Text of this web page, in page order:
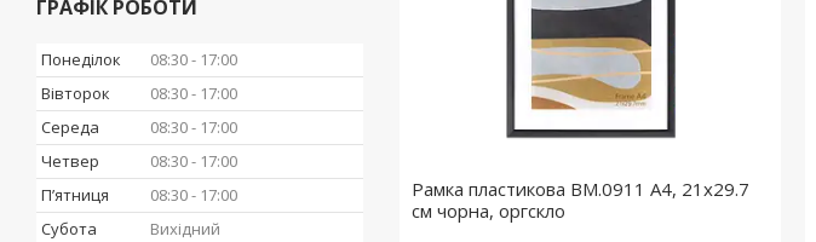
Рамка пластикова BM.0911 А4, 21х29.7
см чорна, оргскло
ГРАФІК РОБОТИ
Понеділок 08:30
17:00
Вівторок
08:30
17:00
Середа
08:30
17:00
Четвер
08:30
17:00
Пʼятниця
08:30
17:00
Субота
Вихідний